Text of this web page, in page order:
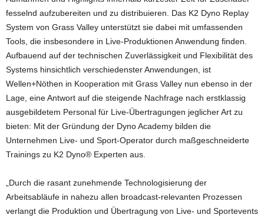
fesselnd aufzubereiten und zu distribuieren. Das K2 Dyno Replay
System von Grass Valley unterstützt sie dabei mit umfassenden
Tools, die insbesondere in Live-Produktionen Anwendung finden.
Aufbauend auf der technischen Zuverlässigkeit und Flexibilität des
Systems hinsichtlich verschiedenster Anwendungen, ist
Wellen+Nöthen in Kooperation mit Grass Valley nun ebenso in der
Lage, eine Antwort auf die steigende Nachfrage nach erstklassig
ausgebildetem Personal für Live-Übertragungen jeglicher Art zu
bieten: Mit der Gründung der Dyno Academy bilden die
Unternehmen Live- und Sport-Operator durch maßgeschneiderte
Trainings zu K2 Dyno® Experten aus.
„Durch die rasant zunehmende Technologisierung der
Arbeitsabläufe in nahezu allen broadcast-relevanten Prozessen
verlangt die Produktion und Übertragung von Live- und Sportevents